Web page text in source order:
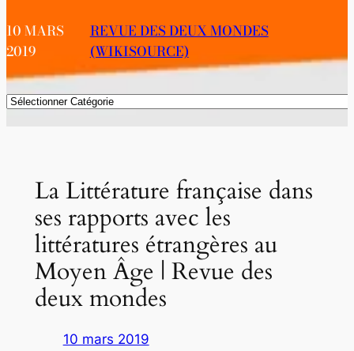
10 MARS
2019
REVUE DES DEUX MONDES
(WIKISOURCE)
Catégories
La Littérature française dans
ses rapports avec les
littératures étrangères au
Moyen Âge | Revue des
deux mondes
10 mars 2019